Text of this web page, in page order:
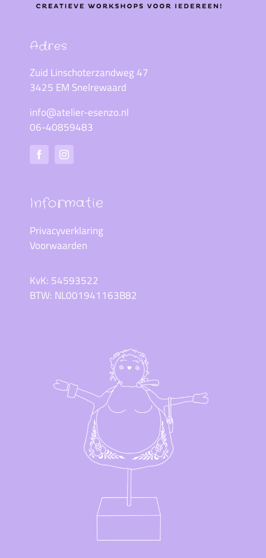
Adres
Zuid Linschoterzandweg 47
3425 EM Snelrewaard
info@atelier-esenzo.nl
06-40859483
Informatie
Privacyverklaring
Voorwaarden
KvK: 54593522
BTW: NL001941163B82